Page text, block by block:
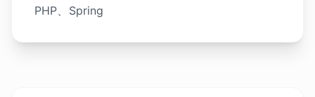
PHP、Spring